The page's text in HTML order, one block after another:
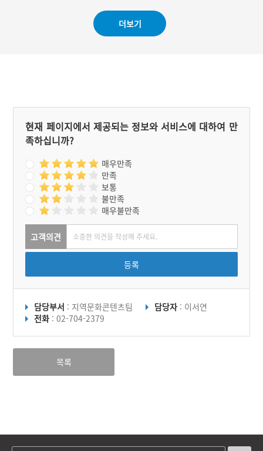
더보기
현재 페이지에서 제공되는 정보와 서비스에 대하여 만
족하십니까?
매우만족
만족
보통
불만족
매우불만족
고객의견
등록
담당부서 : 지역문화콘텐츠팀 담당자 : 이서연
전화 : 02-704-2379
목록